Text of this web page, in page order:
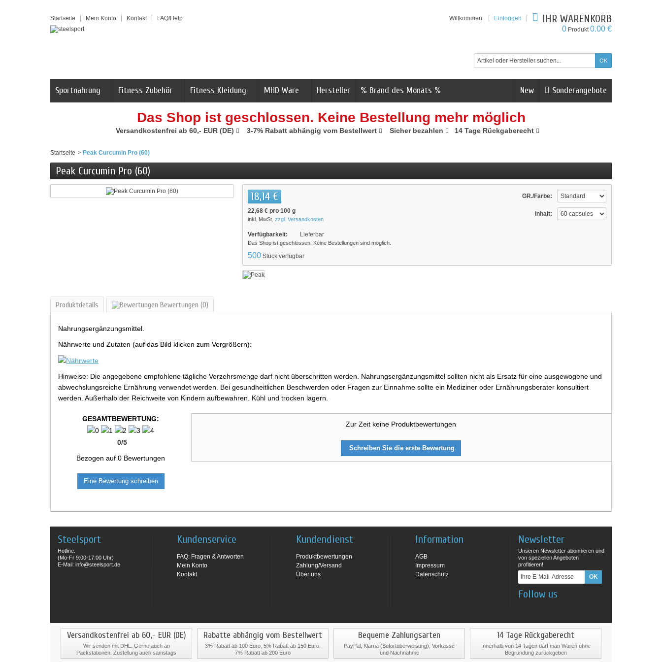
Startseite Mein Konto Kontakt FAQ/Help Willkommen Einloggen IHR WARENKORB
0 Produkt0.00 €
Sonderangebote
New
Sportnahrung Fitness Zubehör Fitness Kleidung MHD Ware Hersteller % Brand des Monats %
Das Shop ist geschlossen. Keine Bestellung mehr möglich
Versandkostenfrei ab 60,- EUR (DE) 3-7% Rabatt abhängig vom Bestellwert Sicher bezahlen 14 Tage Rückgaberecht
Startseite > Peak Curcumin Pro (60)
Peak Curcumin Pro (60)
GR./Farbe:
Inhalt:
18,14 €
22,68 € pro 100 g
inkl. MwSt. zzgl. Versandkosten
Verfügbarkeit: Lieferbar
Das Shop ist geschlossen. Keine Bestellungen sind möglich.
500 Stück verfügbar
Produktdetails Bewertungen (0)
Nahrungsergänzungsmittel.
Nährwerte und Zutaten (auf das Bild klicken zum Vergrößern):
Hinweise: Die angegebene empfohlene tägliche Verzehrsmenge darf nicht überschritten werden. Nahrungsergänzungsmittel sollten nicht als Ersatz für eine ausgewogene und
abwechslungsreiche Ernährung verwendet werden. Bei gesundheitlichen Beschwerden oder Fragen zur Einnahme sollte ein Mediziner oder Ernährungsberater konsultiert
werden. Außerhalb der Reichweite von Kindern aufbewahren. Kühl und trocken lagern.
GESAMTBEWERTUNG:
0/5
Bezogen auf0 Bewertungen
Eine Bewertung schreiben
Zur Zeit keine Produktbewertungen
Schreiben Sie die erste Bewertung
Steelsport
Hotline:
(Mo-Fr 9:00-17:00 Uhr)
E-Mail: info@steelsport.de
Kundenservice
FAQ: Fragen & Antworten
Mein Konto
Kontakt
Kundendienst
Produktbewertungen
Zahlung/Versand
Über uns
Information
AGB
Impressum
Datenschutz
Newsletter
Unseren Newsletter abonnieren und
von speziellen Angeboten
profitieren!
Follow us
Versandkostenfrei ab 60,- EUR (DE)
Wir senden mit DHL. Gerne auch an
Packstationen. Zustellung auch samstags
Rabatte abhängig vom Bestellwert
3% Rabatt ab 100 Euro, 5% Rabatt ab 150 Euro,
7% Rabatt ab 200 Euro
Bequeme Zahlungsarten
PayPal, Klarna (Sofortüberweisung), Vorkasse
und Nachnahme
14 Tage Rückgaberecht
Innerhalb von 14 Tagen darf man Waren ohne
Begründung zurückgeben